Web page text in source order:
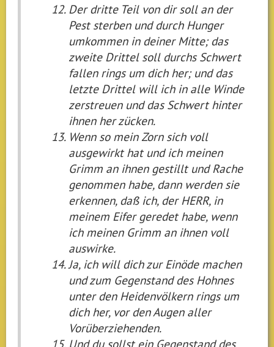
Der dritte Teil von dir soll an der
Pest sterben und durch Hunger
umkommen in deiner Mitte; das
zweite Drittel soll durchs Schwert
fallen rings um dich her; und das
letzte Drittel will ich in alle Winde
zerstreuen und das Schwert hinter
ihnen her zücken.
Wenn so mein Zorn sich voll
ausgewirkt hat und ich meinen
Grimm an ihnen gestillt und Rache
genommen habe, dann werden sie
erkennen, daß ich, der HERR, in
meinem Eifer geredet habe, wenn
ich meinen Grimm an ihnen voll
auswirke.
Ja, ich will dich zur Einöde machen
und zum Gegenstand des Hohnes
unter den Heidenvölkern rings um
dich her, vor den Augen aller
Vorüberziehenden.
Und du sollst ein Gegenstand des